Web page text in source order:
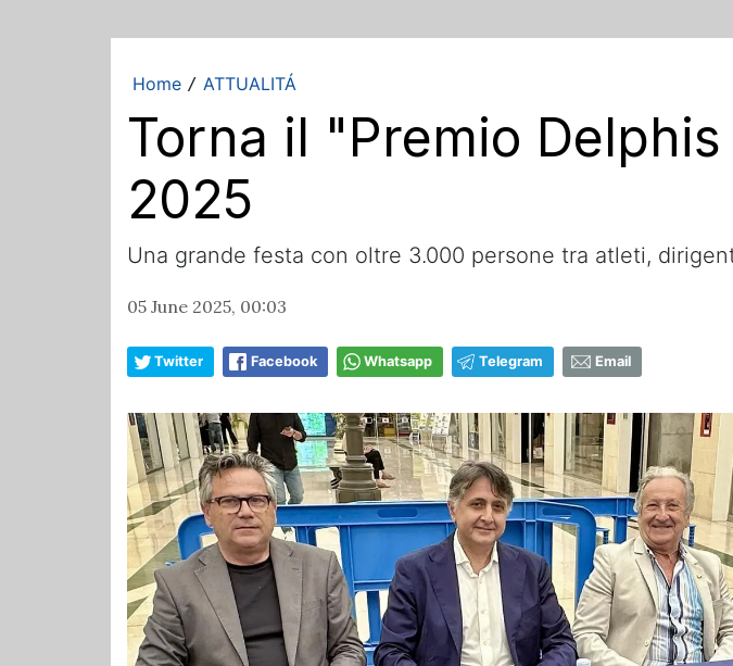
Home / ATTUALITÁ
Torna il "Premio
2025
Una grande festa con oltre 3.000 persone tra atleti,
05 June 2025, 00:03
Twitter Facebook Whatsapp Telegram Email